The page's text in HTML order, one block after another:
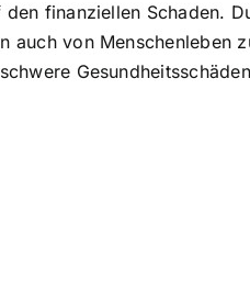
finanziellen Schaden.
auch von Menschenleben
Gesundheitsschäden